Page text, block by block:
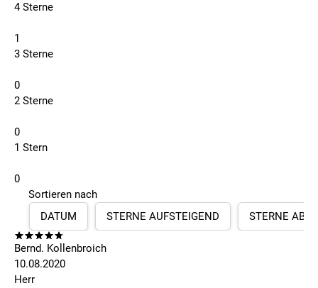
4 Sterne
1
3 Sterne
0
2 Sterne
0
1 Stern
0
Sortieren nach
DATUM
STERNE AUFSTEIGEND STERNE
Bernd. Kollenbroich
10.08.2020
Herr